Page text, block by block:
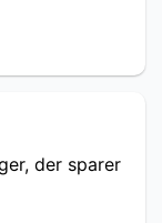
der sparer